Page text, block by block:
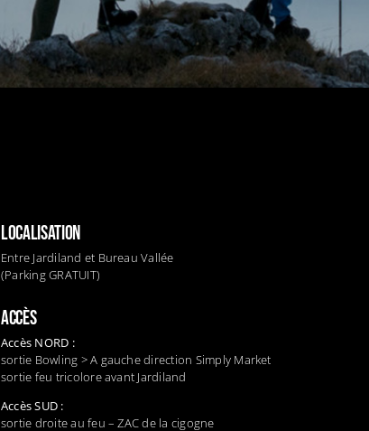
LOCALISATION
Entre Jardiland et Bureau Vallée
(Parking GRATUIT)
ACCÈS
Accès NORD :
sortie Bowling > A gauche direction Simply Market
sortie feu tricolore avant Jardiland
Accès SUD :
sortie droite au feu – ZAC de la cigogne